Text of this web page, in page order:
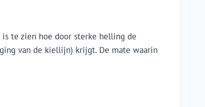
te zien hoe door sterke helling de
van de kiellijn) krijgt. De mate waarin